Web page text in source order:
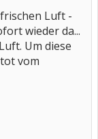
Luft -
wieder da...
Um diese
vom